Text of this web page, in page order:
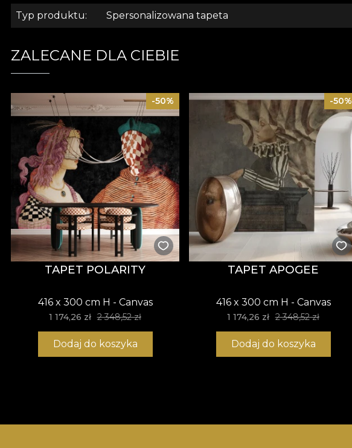
Typ produktu Spersonalizowana tapeta
ZALECANE DLA CIEBIE
-50%
TAPET POLARITY
416 x 300 cm H - Canvas
1 174,26 zł 2 348,52 zł
Dodaj do koszyka
-50%
TAPET APOGEE
416 x 300 cm H - Canvas
1 174,26 zł 2 348,52 zł
Dodaj do koszyka